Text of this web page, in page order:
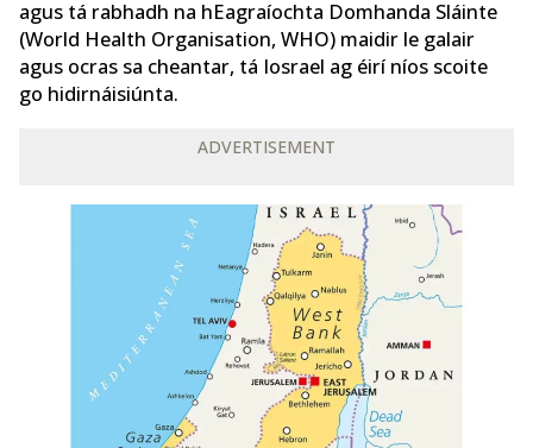
agus tá rabhadh na hEagraíochta Domhanda Sláinte
(World Health Organisation, WHO) maidir le galair
agus ocras sa cheantar, tá Iosrael ag éirí níos scoite
go hidirnáisiúnta.
ADVERTISEMENT